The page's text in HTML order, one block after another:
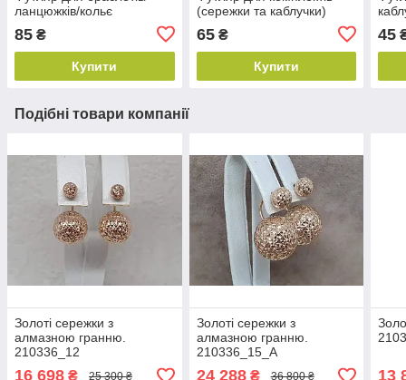
ланцюжків/кольє
85 ₴
Купити
(сережки та каблучки)
65₴
Купити
45
Подібні товари компанії
Золоті сережки з
алмазною гранню.
210336_12
16 698 ₴ 25 300 ₴
Золоті сережки з
алмазною гранню.
210336_15_А
24 288₴ 36 800 ₴ 13